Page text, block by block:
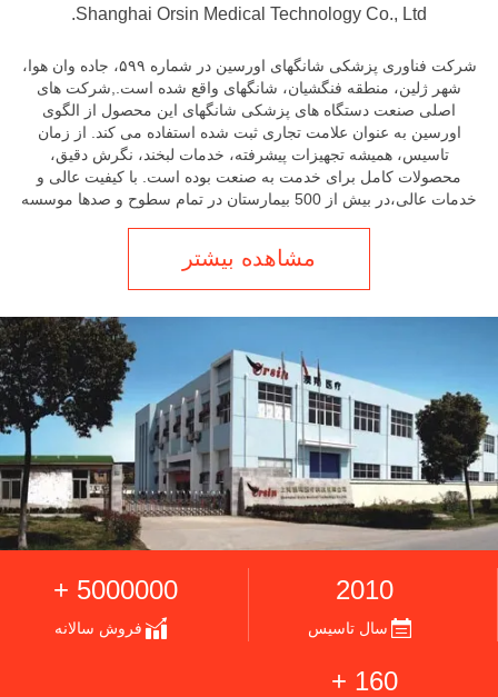
Shanghai Orsin Medical Technology Co., Ltd.
شرکت فناوری پزشکی شانگهای اورسین در شماره ۵۹۹، جاده وان هوا،
شهر ژلین، منطقه فنگشیان، شانگهای واقع شده است.,شرکت های
اصلی صنعت دستگاه های پزشکی شانگهای این محصول از الگوی
اورسین به عنوان علامت تجاری ثبت شده استفاده می کند. از زمان
تاسیس، همیشه تجهیزات پیشرفته، خدمات لبخند، نگرش دقیق،
محصولات کامل برای خدمت به صنعت بوده است. با کیفیت عالی و
خدمات عالی،در بیش از 500 بیمارستان در تمام سطوح و صدها موسسه
مشاهده بیشتر
2010
سال تاسیس
5000000 +
فروش سالانه
160 +